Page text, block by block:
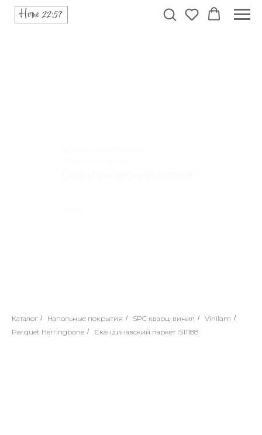
Каталог / Напольные покрытия / SPC кварц-винил / Vinilam /
Parquet Herringbone / Скандинавский паркет IS11188